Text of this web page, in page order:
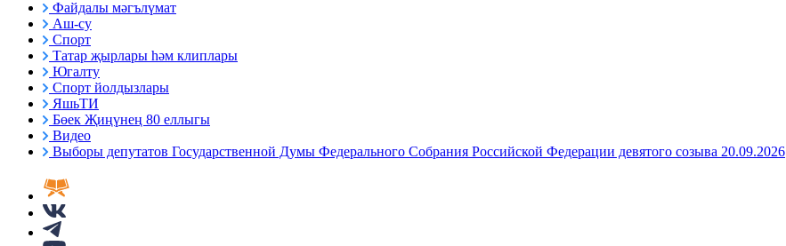
Файдалы мәгълүмат
Аш-су
Спорт
Татар җырлары һәм клиплары
Югалту
Спорт йолдызлары
ЯшьТИ
Бөек Җиңүнең 80 еллыгы
Видео
Выборы депутатов Государственной Думы Федерального Собрания Российской Федерации девятого созыва 20.09.2026